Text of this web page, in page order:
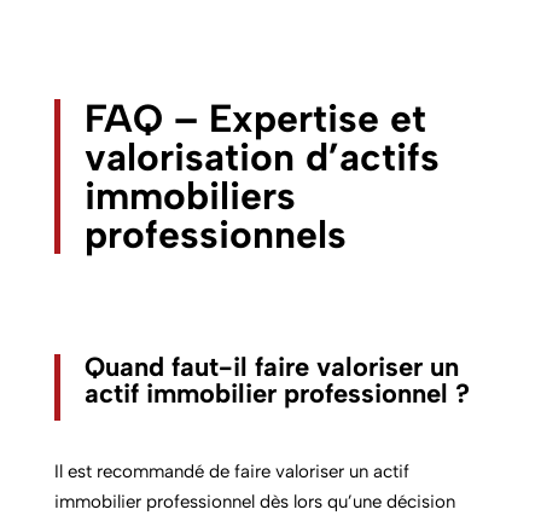
FAQ – Expertise et
valorisation d’actifs
immobiliers
professionnels
Quand faut-il faire valoriser un
actif immobilier professionnel ?
Il est recommandé de faire valoriser un actif
immobilier professionnel dès lors qu’une décision